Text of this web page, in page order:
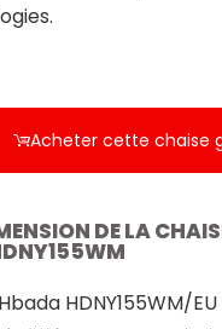
Acheter cette chaise
DE LA
HDNY155WM/